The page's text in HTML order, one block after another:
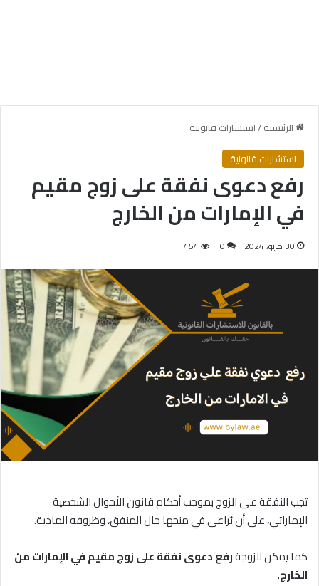
الرئيسية/استشارات قانونية
استشارات قانونية
رفع دعوى نفقة على زوج مقيم
في الإمارات من الخارج
30 مايو، 2024 0
454
تجب النفقة على الزوج بموجب أحكام قانون الأحوال الشخصية
الإماراتي، على أن يُراعى في منحها حال المنفق، وظروفه المادية.
كما يمكن للزوجةرفعدعوىنفقةعلىزوجمقيمفيالإماراتمن
الخارج.